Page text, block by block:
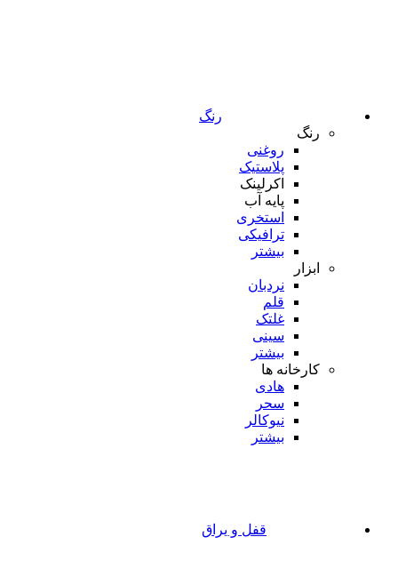
رنگ
رنگ
روغنی
پلاستیک
اکرلینک
پایه آب
استخری
ترافیکی
بیشتر
ابزار
نردبان
قلم
غلتک
سینی
بیشتر
کارخانه ها
هادی
سحر
نیوکالر
بیشتر
قفل و یراق